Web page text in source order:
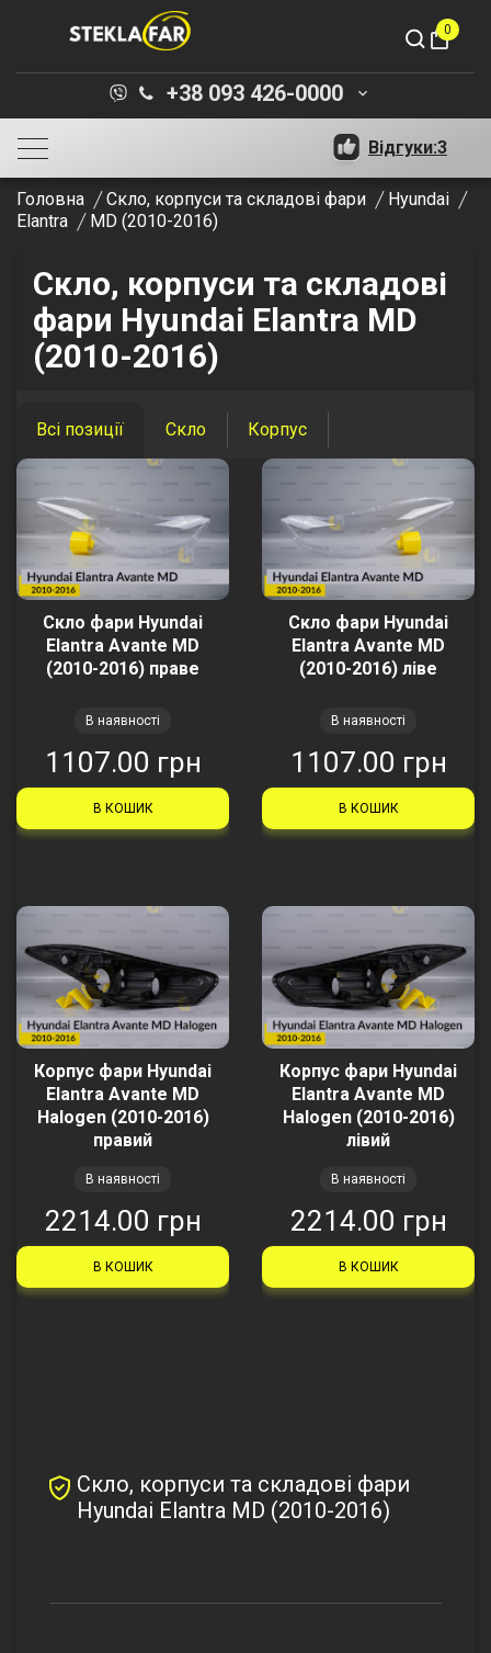
shopping_bag
0
+38 093 426-0000 keyboard_arrow_down
Відгуки:3
Головна Скло, корпуси та складові фари
Hyundai
Elantra
MD (2010-2016)
Скло, корпуси та складові
фари Hyundai Elantra MD
(2010-2016)
Всі позиції Скло Корпус
Скло фари Hyundai
Elantra Avante MD
(2010-2016) праве
В наявності
1107.00 грн
В КОШИК
Скло фари Hyundai
Elantra Avante MD
(2010-2016) ліве
В наявності
1107.00 грн
В КОШИК
Корпус фари Hyundai
Elantra Avante MD
Halogen (2010-2016)
правий
В наявності
2214.00 грн
В КОШИК
Корпус фари Hyundai
Elantra Avante MD
Halogen (2010-2016)
лівий
В наявності
2214.00 грн
В КОШИК
Скло, корпуси та складові фари
Hyundai Elantra MD (2010-2016)